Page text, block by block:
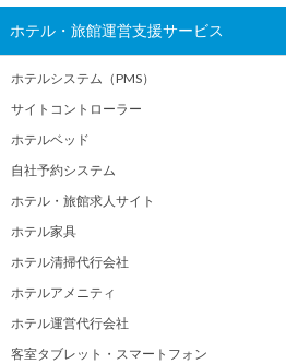
ホテル・旅館運営支援サービス
ホテルシステム（PMS）
サイトコントローラー
ホテルベッド
自社予約システム
ホテル・旅館求人サイト
ホテル家具
ホテル清掃代行会社
ホテルアメニティ
ホテル運営代行会社
客室タブレット・スマートフォン